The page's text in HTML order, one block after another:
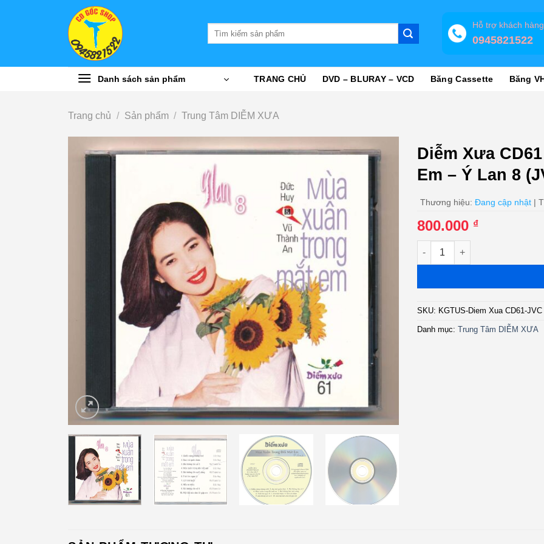
Hỗ trợ khách hàng
0945821522
Danh sách sản phẩm TRANG CHỦ DVD – BLURAY – VCD Băng Cassette Băng
Trang chủ / Sản phẩm / Trung Tâm DIỄM XƯA
Diễm Xưa
Em – Ý Lan 8
Thương hiệu: Đang cập nhật |
800.000 ₫
Diễm Xưa CD61 - Mùa Xuân
SKU: KGTUS-Diem Xua CD61-JVC
Danh mục: Trung Tâm DIỄM XƯA